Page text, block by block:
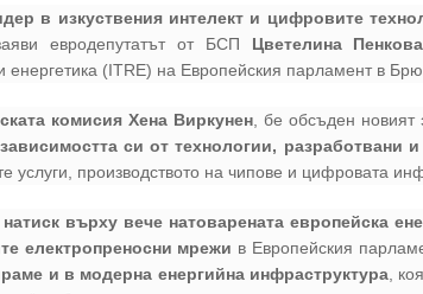
в изкуствения интелект и цифровите
евродепутатът от БСП Цветелина Пенкова
(ITRE) на Европейския парламент в
комисия Хена Виркунен , бе обсъден новият
си от технологии, разработвани
услуги, производството на чипове и цифровата
натиск върху вече натоварената европейска
електропреносни мрежи в Европейския
и в модерна енергийна инфраструктура,